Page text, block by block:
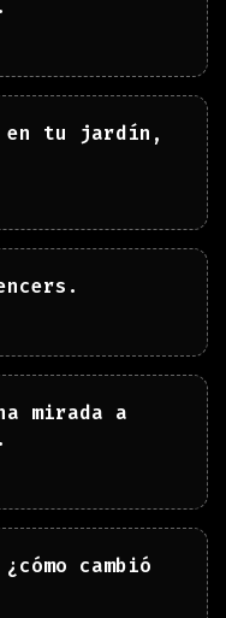
en tu jardín,
mirada a
cambió